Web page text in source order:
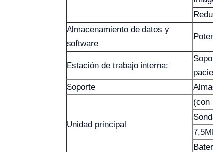
Almacenamiento de datos y
software
Estación de trabajo interna:
Soporte
Unidad principal
(con